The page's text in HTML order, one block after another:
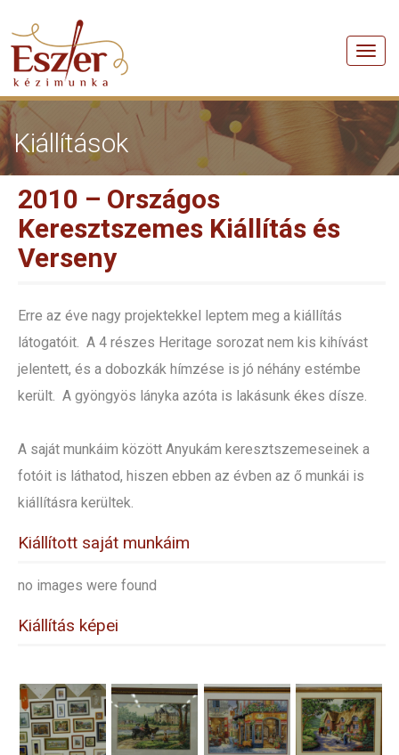
Menü
Kiállítások
2010 – Országos
Keresztszemes Kiállítás és
Verseny
Erre az éve nagy projektekkel leptem meg a kiállítás
látogatóit. A 4 részes Heritage sorozat nem kis kihívást
jelentett, és a dobozkák hímzése is jó néhány estémbe
került. A gyöngyös lányka azóta is lakásunk ékes dísze.
A saját munkáim között Anyukám keresztszemeseinek a
fotóit is láthatod, hiszen ebben az évben az ő munkái is
kiállításra kerültek.
Kiállított saját munkáim
no images were found
Kiállítás képei